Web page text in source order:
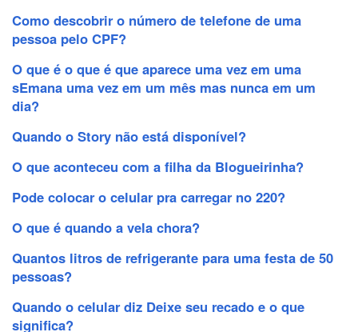
Como descobrir o número de telefone de uma
pessoa pelo CPF?
O que é o que é que aparece uma vez em uma
sEmana uma vez em um mês mas nunca em um
dia?
Quando o Story não está disponível?
O que aconteceu com a filha da Blogueirinha?
Pode colocar o celular pra carregar no 220?
O que é quando a vela chora?
Quantos litros de refrigerante para uma festa de 50
pessoas?
Quando o celular diz Deixe seu recado e o que
significa?